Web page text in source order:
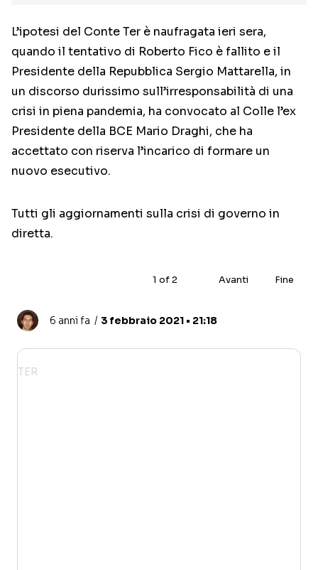
L’ipotesi del Conte Ter è naufragata ieri sera,
quando il tentativo di Roberto Fico è fallito e il
Presidente della Repubblica Sergio Mattarella, in
un discorso durissimo sull’irresponsabilità di una
crisi in piena pandemia, ha convocato al Colle l’ex
Presidente della BCE Mario Draghi, che ha
accettato con riserva l’incarico di formare un
nuovo esecutivo.
Tutti gli aggiornamenti sulla crisi di governo in
diretta.
1 of2 Avanti Fine
6 anni fa 3 febbraio 2021 • 21:18